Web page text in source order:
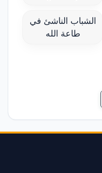
الشباب الناشئ في
طاعة الله